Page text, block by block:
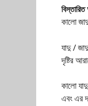
কালো
যাদু /
দৃষ্টির
কালো
এবং এর